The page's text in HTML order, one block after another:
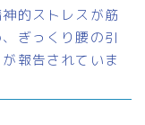
的ストレスが筋
ぎっくり腰の引
報告されていま